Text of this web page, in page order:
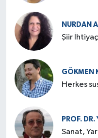
NURDAN
Şiir
GÖKMEN
Herkes
PROF. DR.
Sanat,